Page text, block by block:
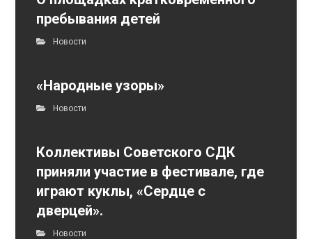
пребывания детей
Новости
«Народные узоры»
Новости
Коллективы Советского СДК
приняли участие в фестивале, где
играют куклы, «Сердце с
дверцей».
Новости